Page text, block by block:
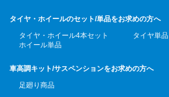
タイヤ・ホイールのセット/単品をお求めの方へ
タイヤ・ホイール4本セット
タイヤ単品
ホイール単品
車高調キット/サスペンションをお求めの方へ
足廻り商品